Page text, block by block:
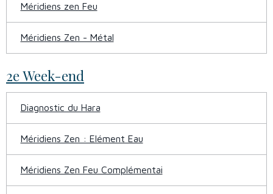
Méridiens zen Feu
Méridiens Zen - Métal
2e Week-end
Diagnostic du Hara
Méridiens Zen : Elément Eau
Méridiens Zen Feu Complémentai